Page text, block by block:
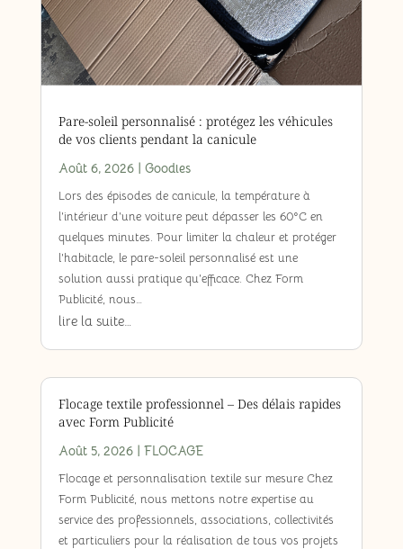
Pare-soleil personnalisé : protégez les véhicules
de vos clients pendant la canicule
Août 6, 2026| Goodies
Lors des épisodes de canicule, la température à
l’intérieur d’une voiture peut dépasser les 60°C en
quelques minutes. Pour limiter la chaleur et protéger
l’habitacle, le pare-soleil personnalisé est une
solution aussi pratique qu’efficace. Chez Form
Publicité, nous…
lire la suite…
Flocage textile professionnel – Des délais rapides
avec Form Publicité
Août 5, 2026| FLOCAGE
Flocage et personnalisation textile sur mesure Chez
Form Publicité, nous mettons notre expertise au
service des professionnels, associations, collectivités
et particuliers pour la réalisation de tous vos projets